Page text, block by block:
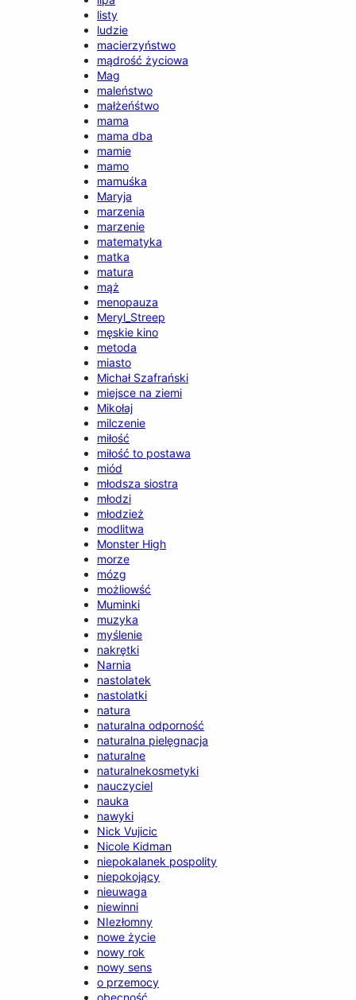
listy
ludzie
macierzyństwo
mądrość życiowa
Mag
maleństwo
małżeńśtwo
mama
mama dba
mamie
mamo
mamuśka
Maryja
marzenia
marzenie
matematyka
matka
matura
mąż
menopauza
Meryl_Streep
męskie kino
metoda
miasto
Michał Szafrański
miejsce na ziemi
Mikołaj
milczenie
miłość
miłość to postawa
miód
młodsza siostra
młodzi
młodzież
modlitwa
Monster High
morze
mózg
możliowść
Muminki
muzyka
myślenie
nakrętki
Narnia
nastolatek
nastolatki
natura
naturalna odporność
naturalna pielęgnacja
naturalne
naturalnekosmetyki
nauczyciel
nauka
nawyki
Nick Vujicic
Nicole Kidman
niepokalanek pospolity
niepokojący
nieuwaga
niewinni
NIezłomny
nowe życie
nowy rok
nowy sens
o przemocy
obecność